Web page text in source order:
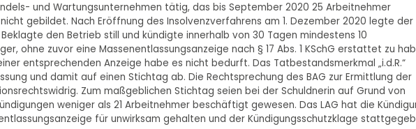
und Wartungsunternehmen tätig, das bis September 2020 25 Arbeitnehmer
gebildet. Nach Eröffnung des Insolvenzverfahrens am 1. Dezember 2020 legte der
den Betrieb still und kündigte innerhalb von 30 Tagen mindestens 10
ohne zuvor eine Massenentlassungsanzeige nach § 17 Abs. 1 KSchG erstattet zu
entsprechenden Anzeige habe es nicht bedurft. Das Tatbestandsmerkmal „i.d.R.“
und damit auf einen Stichtag ab. Die Rechtsprechung des BAG zur Ermittlung der
Zum maßgeblichen Stichtag seien bei der Schuldnerin auf Grund von
weniger als 21 Arbeitnehmer beschäftigt gewesen. Das LAG hat die
für unwirksam gehalten und der Kündigungsschutzklage